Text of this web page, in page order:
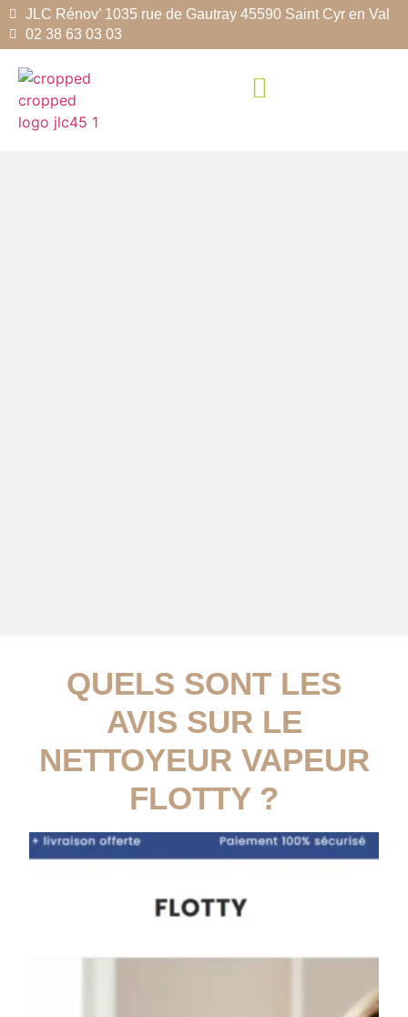
JLC Rénov’ 1035 rue de Gautray 45590 Saint Cyr en Val
02 38 63 03 03
QUELS SONT LES
AVIS SUR LE
NETTOYEUR VAPEUR
FLOTTY ?